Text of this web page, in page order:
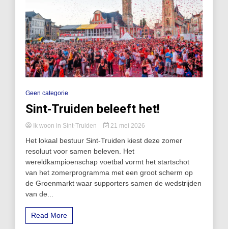
Geen categorie
Sint‑Truiden beleeft het!
Ik woon in Sint-Truiden 21 mei 2026
Het lokaal bestuur Sint‑Truiden kiest deze zomer
resoluut voor samen beleven. Het
wereldkampioenschap voetbal vormt het startschot
van het zomerprogramma met een groot scherm op
de Groenmarkt waar supporters samen de wedstrijden
van de...
Read More